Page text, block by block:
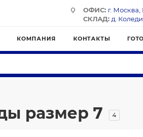
ОФИС: г.
СКЛАД: д.
КОМПАНИЯ КОНТАКТЫ
размер 7 4